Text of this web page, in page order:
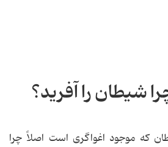
شیطان را آفرید؟
که موجود اغواگرى است اصلاً چرا